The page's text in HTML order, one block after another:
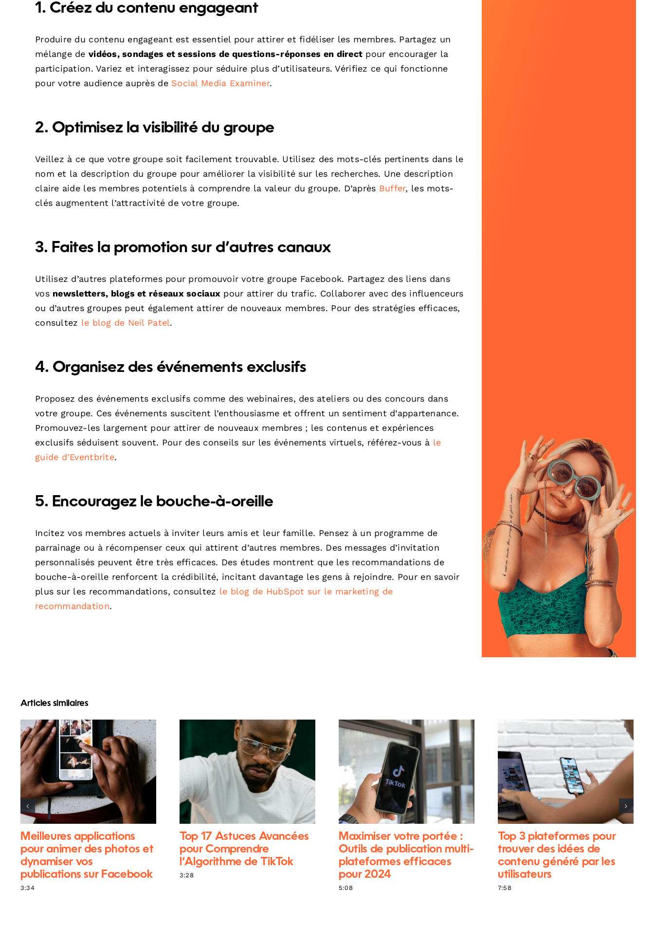
1. Créez du contenu engageant
Produire du contenu engageant est essentiel pour attirer et fidéliser les membres. Partagez un
mélange de vidéos, sondages et sessions de questions-réponses en direct pour encourager la
participation. Variez et interagissez pour séduire plus d’utilisateurs. Vérifiez ce qui fonctionne
pour votre audience auprès de Social Media Examiner.
2. Optimisez la visibilité du groupe
Veillez à ce que votre groupe soit facilement trouvable. Utilisez des mots-clés pertinents dans le
nom et la description du groupe pour améliorer la visibilité sur les recherches. Une description
claire aide les membres potentiels à comprendre la valeur du groupe. D’après Buffer, les mots-
clés augmentent l’attractivité de votre groupe.
3. Faites la promotion sur d’autres canaux
Utilisez d’autres plateformes pour promouvoir votre groupe Facebook. Partagez des liens dans
vos newsletters, blogs et réseaux sociaux pour attirer du trafic. Collaborer avec des influenceurs
ou d’autres groupes peut également attirer de nouveaux membres. Pour des stratégies efficaces,
consultez le blog de Neil Patel.
4. Organisez des événements exclusifs
Proposez des événements exclusifs comme des webinaires, des ateliers ou des concours dans
votre groupe. Ces événements suscitent l’enthousiasme et offrent un sentiment d’appartenance.
Promouvez-les largement pour attirer de nouveaux membres ; les contenus et expériences
exclusifs séduisent souvent. Pour des conseils sur les événements virtuels, référez-vous à le
guide d’Eventbrite.
5. Encouragez le bouche-à-oreille
Incitez vos membres actuels à inviter leurs amis et leur famille. Pensez à un programme de
parrainage ou à récompenser ceux qui attirent d’autres membres. Des messages d’invitation
personnalisés peuvent être très efficaces. Des études montrent que les recommandations de
bouche-à-oreille renforcent la crédibilité, incitant davantage les gens à rejoindre. Pour en savoir
plus sur les recommandations, consultez le blog de HubSpot sur le marketing de
recommandation.
Articles similaires
Meilleures applications
pour animer des photos et
dynamiser vos
publications sur Facebook
3:34
Top 17 Astuces Avancées
pour Comprendre
l’Algorithme de TikTok
3:28
Maximiser votre portée :
Outils de publication multi-
plateformes efficaces
pour 2024
5:08
Top 3 plateformes pour
trouver des idées de
contenu généré par les
utilisateurs
7:58